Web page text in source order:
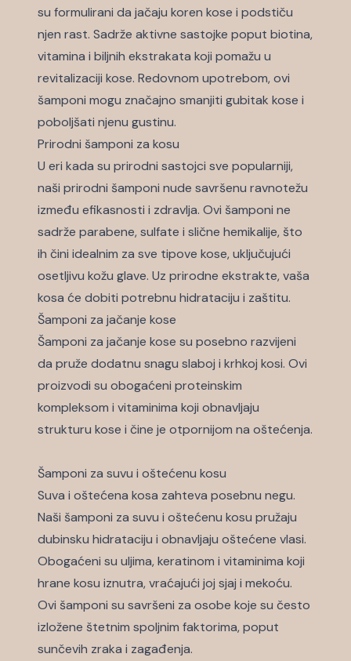
su formulirani da jačaju koren kose i podstiču
njen rast. Sadrže aktivne sastojke poput biotina,
vitamina i biljnih ekstrakata koji pomažu u
revitalizaciji kose. Redovnom upotrebom, ovi
šamponi mogu značajno smanjiti gubitak kose i
poboljšati njenu gustinu.
Prirodni šamponi za kosu
U eri kada su prirodni sastojci sve popularniji,
naši prirodni šamponi nude savršenu ravnotežu
između efikasnosti i zdravlja. Ovi šamponi ne
sadrže parabene, sulfate i slične hemikalije, što
ih čini idealnim za sve tipove kose, uključujući
osetljivu kožu glave. Uz prirodne ekstrakte, vaša
kosa će dobiti potrebnu hidrataciju i zaštitu.
Šamponi za jačanje kose
Šamponi za jačanje kose su posebno razvijeni
da pruže dodatnu snagu slaboj i krhkoj kosi. Ovi
proizvodi su obogaćeni proteinskim
kompleksom i vitaminima koji obnavljaju
strukturu kose i čine je otpornijom na oštećenja.
Šamponi za suvu i oštećenu kosu
Suva i oštećena kosa zahteva posebnu negu.
Naši šamponi za suvu i oštećenu kosu pružaju
dubinsku hidrataciju i obnavljaju oštećene vlasi.
Obogaćeni su uljima, keratinom i vitaminima koji
hrane kosu iznutra, vraćajući joj sjaj i mekoću.
Ovi šamponi su savršeni za osobe koje su često
izložene štetnim spoljnim faktorima, poput
sunčevih zraka i zagađenja.